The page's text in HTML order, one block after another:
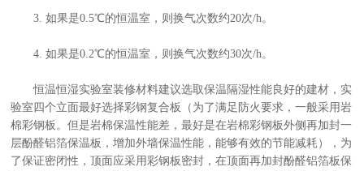
3. 如果是0.5℃的恒温室，则换气次数约20次/h。
4. 如果是0.2℃的恒温室，则换气次数约30次/h。
恒温恒湿实验室装修材料建议选取保温隔湿性能良好的建材，实
验室四个立面最好选择彩钢复合板（为了满足防火要求，一般采用岩
棉彩钢板。但是岩棉保温性能差，最好是在岩棉彩钢板外侧再加封一
层酚醛铝箔保温板，增加外墙保温性能，能够有效的节能减耗），为
了保证密闭性，顶面应采用彩钢板密封，在顶面再加封酚醛铝箔板保